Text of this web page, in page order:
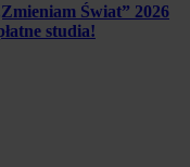
Świat” 2026
studia!